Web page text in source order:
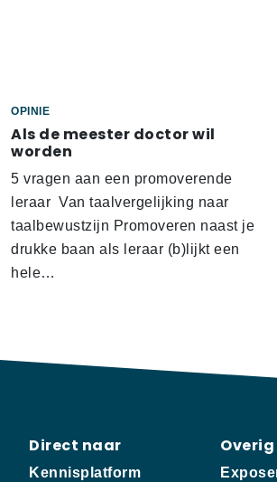
OPINIE
Als de meester doctor wil
worden
5 vragen aan een promoverende
leraar Van taalvergelijking naar
taalbewustzijn Promoveren naast je
drukke baan als leraar (b)lijkt een
hele…
Direct naar
Kennisplatform
Overig